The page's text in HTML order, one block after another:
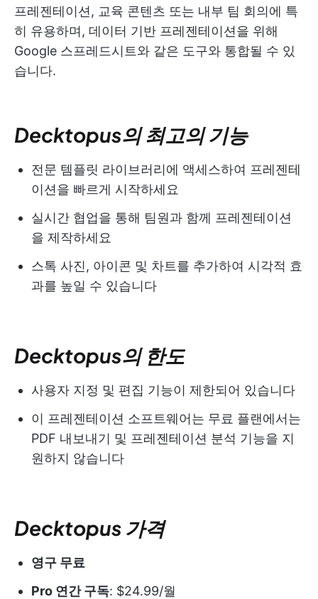
프레젠테이션, 교육 콘텐츠 또는 내부 팀 회의에 특
히 유용하며, 데이터 기반 프레젠테이션을 위해
Google 스프레드시트와 같은 도구와 통합될 수 있
습니다.
Decktopus의 최고의 기능
전문 템플릿 라이브러리에 액세스하여 프레젠테
이션을 빠르게 시작하세요
실시간 협업을 통해 팀원과 함께 프레젠테이션
을 제작하세요
스톡 사진, 아이콘 및 차트를 추가하여 시각적 효
과를 높일 수 있습니다
Decktopus의 한도
사용자 지정 및 편집 기능이 제한되어 있습니다
이 프레젠테이션 소프트웨어는 무료 플랜에서는
PDF 내보내기 및 프레젠테이션 분석 기능을 지
원하지 않습니다
Decktopus 가격
영구 무료
Pro 연간 구독: $24.99/월